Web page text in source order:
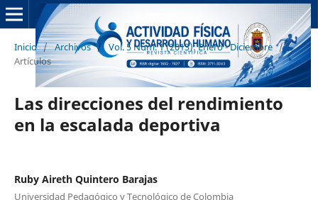
Inicio / Archivos / Vol. 5 Núm. 1 (2013): Enero - Diciembre /
Artículos
Las direcciones del rendimiento
en la escalada deportiva
Ruby Aireth Quintero Barajas
Universidad Pedagógico y Tecnológico de Colombia